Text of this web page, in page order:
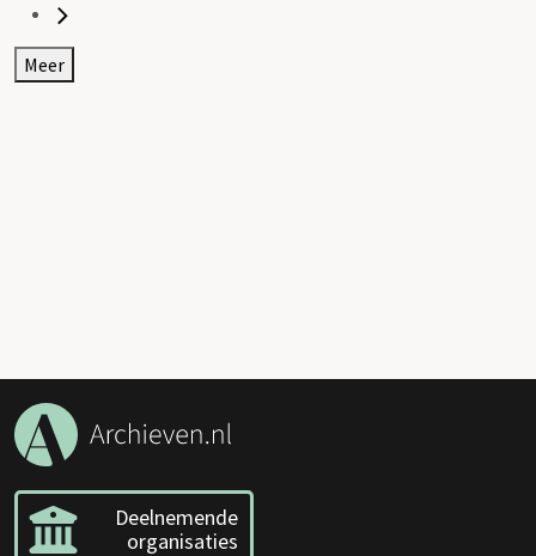
Meer
Deelnemende
organisaties